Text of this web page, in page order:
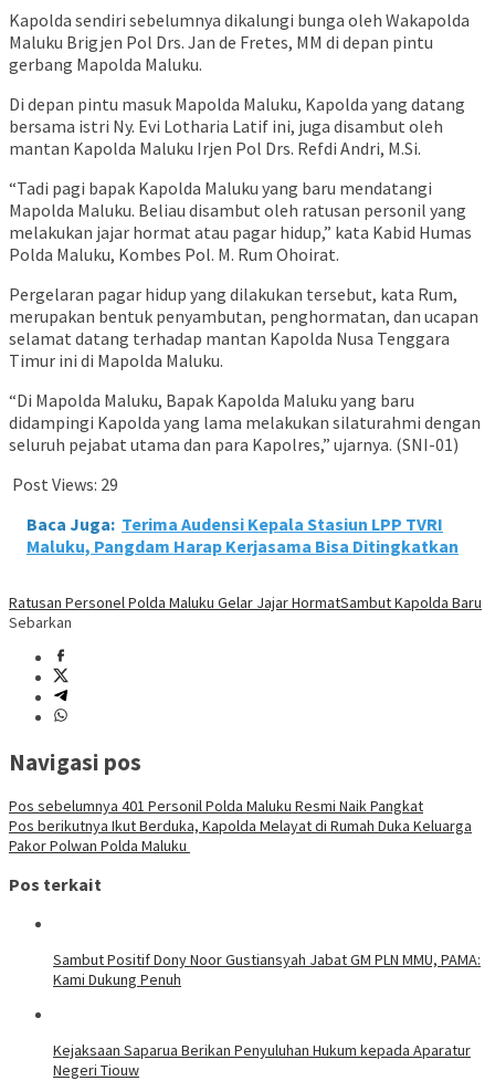
Kapolda sendiri sebelumnya dikalungi bunga oleh Wakapolda
Maluku Brigjen Pol Drs. Jan de Fretes, MM di depan pintu
gerbang Mapolda Maluku.
Di depan pintu masuk Mapolda Maluku, Kapolda yang datang
bersama istri Ny. Evi Lotharia Latif ini, juga disambut oleh
mantan Kapolda Maluku Irjen Pol Drs. Refdi Andri, M.Si.
“Tadi pagi bapak Kapolda Maluku yang baru mendatangi
Mapolda Maluku. Beliau disambut oleh ratusan personil yang
melakukan jajar hormat atau pagar hidup,” kata Kabid Humas
Polda Maluku, Kombes Pol. M. Rum Ohoirat.
Pergelaran pagar hidup yang dilakukan tersebut, kata Rum,
merupakan bentuk penyambutan, penghormatan, dan ucapan
selamat datang terhadap mantan Kapolda Nusa Tenggara
Timur ini di Mapolda Maluku.
“Di Mapolda Maluku, Bapak Kapolda Maluku yang baru
didampingi Kapolda yang lama melakukan silaturahmi dengan
seluruh pejabat utama dan para Kapolres,” ujarnya. (SNI-01)
Post Views: 29
Baca Juga: Terima Audensi Kepala Stasiun LPP TVRI
Maluku, Pangdam Harap Kerjasama Bisa Ditingkatkan
Ratusan Personel Polda Maluku Gelar Jajar HormatSambut Kapolda Baru
Sebarkan
Navigasi pos
Pos sebelumnya 401 Personil Polda Maluku Resmi Naik Pangkat
Pos berikutnya Ikut Berduka, Kapolda Melayat di Rumah Duka Keluarga
Pakor Polwan Polda Maluku
Pos terkait
Sambut Positif Dony Noor Gustiansyah Jabat GM PLN MMU, PAMA:
Kami Dukung Penuh
Kejaksaan Saparua Berikan Penyuluhan Hukum kepada Aparatur
Negeri Tiouw